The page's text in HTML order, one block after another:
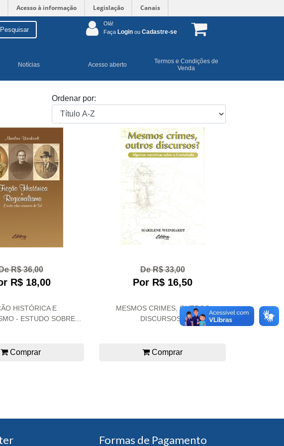
Acesso à informação Legislação Canais
Pesquisar
Olá!
Faça Login ou Cadastre-se
Notícias Acesso aberto
Termos e Condições de
Venda
Ordenar por:
R$ 36,00
R$ 18,00
HISTÓRICA E
- ESTUDO SOBRE...
Comprar
De R$ 33,00
Por R$ 16,50
MESMOS CRIMES, OUTROS
DISCURSOS?
Comprar
Formas de Pagamento